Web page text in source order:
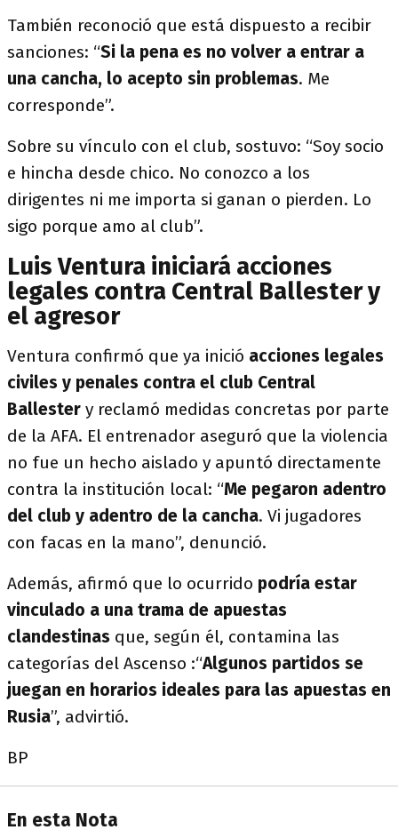
También reconoció que está dispuesto a recibir
sanciones: “Si la pena es no volver a entrar a
una cancha, lo acepto sin problemas. Me
corresponde”.
Sobre su vínculo con el club, sostuvo: “Soy socio
e hincha desde chico. No conozco a los
dirigentes ni me importa si ganan o pierden. Lo
sigo porque amo al club”.
Luis Ventura iniciará acciones
legales contra Central Ballester y
el agresor
Ventura confirmó que ya inició acciones legales
civiles y penales contra el club Central
Ballester y reclamó medidas concretas por parte
de la AFA. El entrenador aseguró que la violencia
no fue un hecho aislado y apuntó directamente
contra la institución local: “Me pegaron adentro
del club y adentro de la cancha. Vi jugadores
con facas en la mano”, denunció.
Además, afirmó que lo ocurrido podría estar
vinculado a una trama de apuestas
clandestinas que, según él, contamina las
categorías del Ascenso :“Algunos partidos se
juegan en horarios ideales para las apuestas en
Rusia”, advirtió.
BP
En esta Nota